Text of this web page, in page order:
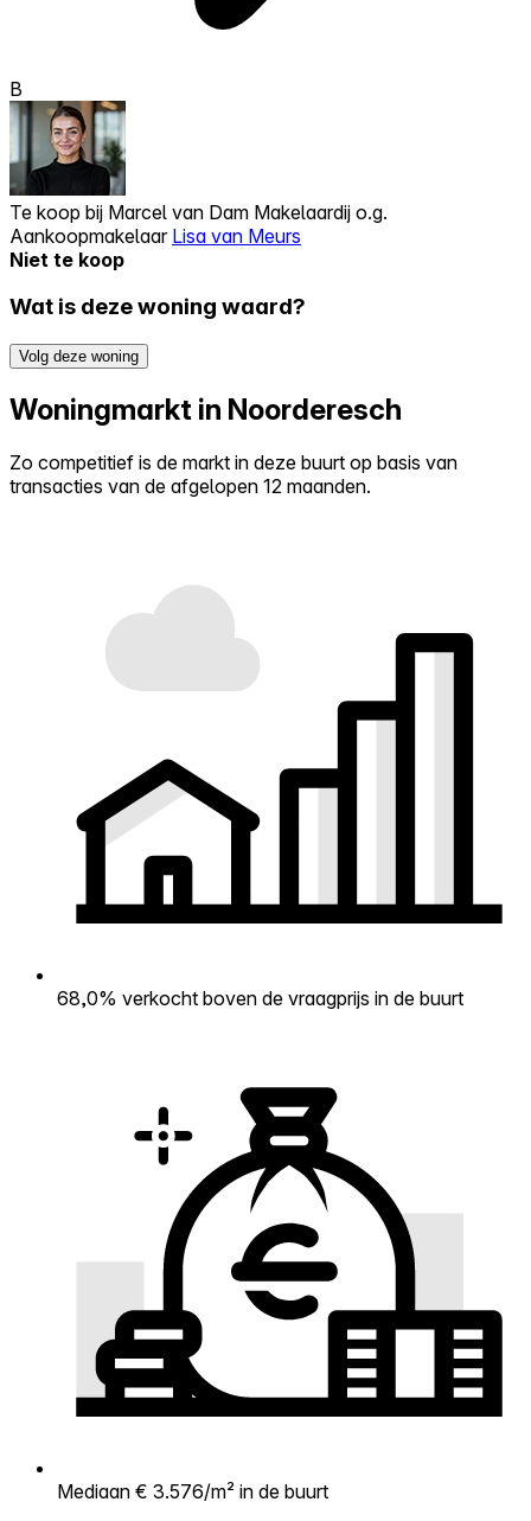
B
Te koop bij Marcel van Dam Makelaardij o.g.
Aankoopmakelaar Lisa van Meurs
Niet te koop
Wat is deze woning waard?
Volg deze woning
Woningmarkt in Noorderesch
Zo competitief is de markt in deze buurt op basis van
transacties van de afgelopen 12 maanden.
68,0% verkocht boven de vraagprijs in de buurt
Mediaan € 3.576/m² in de buurt